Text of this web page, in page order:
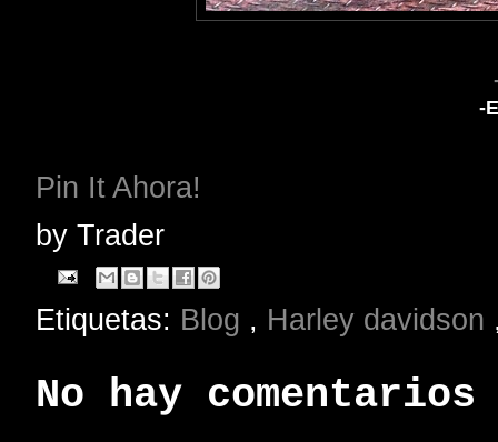
-
Pin It Ahora!
by Trader
Etiquetas: Blog , Harley davidson
No hay